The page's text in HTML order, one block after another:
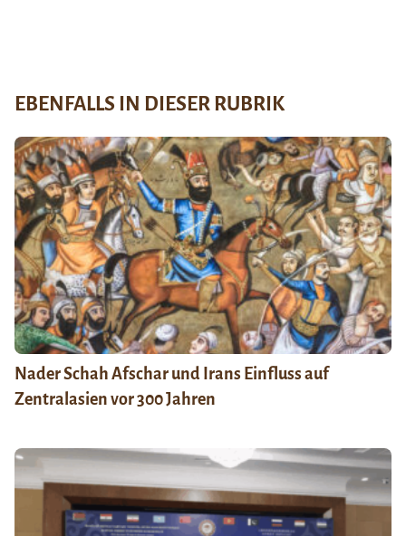
EBENFALLS IN DIESER RUBRIK
Nader Schah Afschar und Irans Einfluss auf
Zentralasien vor 300 Jahren